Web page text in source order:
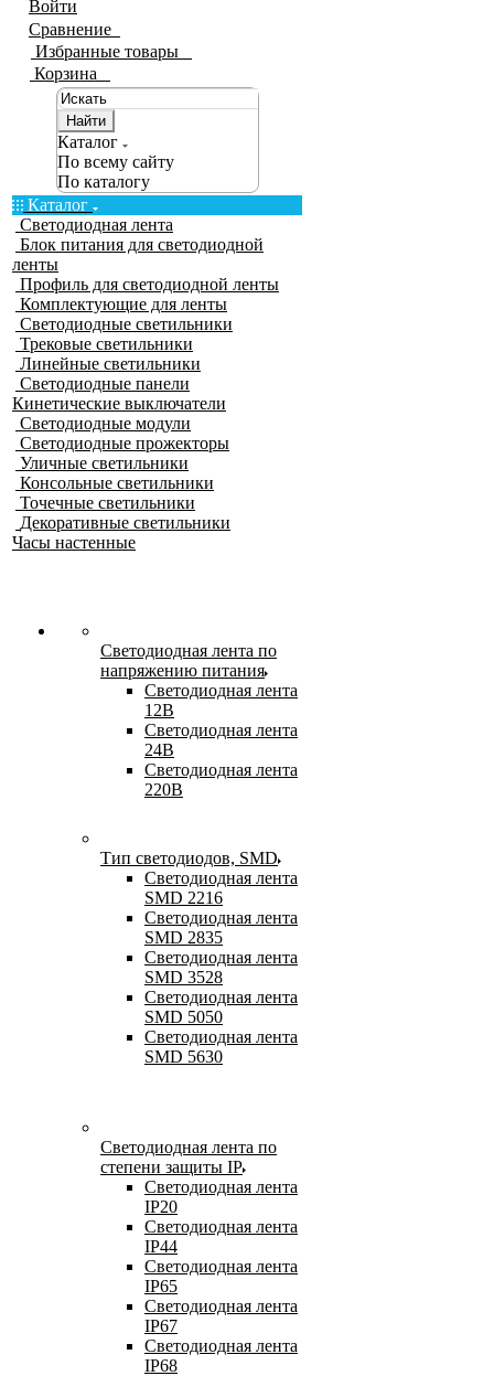
Войти
Сравнение
Избранные товары
Корзина
Найти
Каталог
По всему сайту
По каталогу
Каталог
Светодиодная лента
Блок питания для светодиодной
ленты
Профиль для светодиодной ленты
Комплектующие для ленты
Светодиодные светильники
Трековые светильники
Линейные светильники
Светодиодные панели
Кинетические выключатели
Светодиодные модули
Светодиодные прожекторы
Уличные светильники
Консольные светильники
Точечные светильники
Декоративные светильники
Часы настенные
Светодиодная лента по
напряжению питания
Светодиодная лента
12В
Светодиодная лента
24В
Светодиодная лента
220В
Тип светодиодов, SMD
Cветодиодная лента
SMD 2216
Светодиодная лента
SMD 2835
Светодиодная лента
SMD 3528
Светодиодная лента
SMD 5050
Светодиодная лента
SMD 5630
Светодиодная лента по
степени защиты IP
Светодиодная лента
IP20
Светодиодная лента
IP44
Светодиодная лента
IP65
Светодиодная лента
IP67
Светодиодная лента
IP68